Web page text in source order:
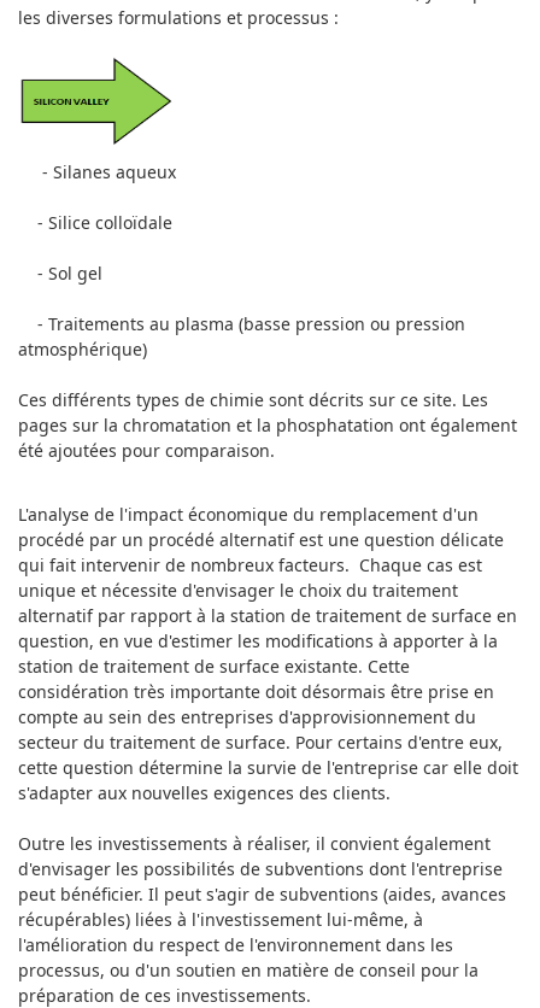
les diverses formulations et processus :
- Silanes aqueux
- Silice colloïdale
- Sol gel
- Traitements au plasma (basse pression ou pression
atmosphérique)
Ces différents types de chimie sont décrits sur ce site. Les
pages sur la chromatation et la phosphatation ont également
été ajoutées pour comparaison.
L'analyse de l'impact économique du remplacement d'un
procédé par un procédé alternatif est une question délicate
qui fait intervenir de nombreux facteurs. Chaque cas est
unique et nécessite d'envisager le choix du traitement
alternatif par rapport à la station de traitement de surface en
question, en vue d'estimer les modifications à apporter à la
station de traitement de surface existante. Cette
considération très importante doit désormais être prise en
compte au sein des entreprises d'approvisionnement du
secteur du traitement de surface. Pour certains d'entre eux,
cette question détermine la survie de l'entreprise car elle doit
s'adapter aux nouvelles exigences des clients.
Outre les investissements à réaliser, il convient également
d'envisager les possibilités de subventions dont l'entreprise
peut bénéficier. Il peut s'agir de subventions (aides, avances
récupérables) liées à l'investissement lui-même, à
l'amélioration du respect de l'environnement dans les
processus, ou d'un soutien en matière de conseil pour la
préparation de ces investissements.